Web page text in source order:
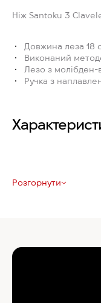
Ніж Santoku 3
Довжина леза 18
Виконаний
Лезо з молібден-
Ручка з
Розгорнути